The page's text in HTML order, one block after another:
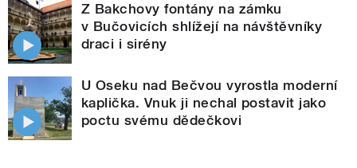
Z Bakchovy fontány na zámku
v Bučovicích shlížejí na návštěvníky
draci i sirény
U Oseku nad Bečvou vyrostla moderní
kaplička. Vnuk ji nechal postavit jako
poctu svému dědečkovi